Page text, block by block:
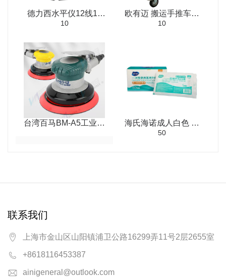
德力西水平仪12线16
线数显红外线高精度强
平贴墙贴地
10
欧有迈 搬运手推车小
推车 承重300kg
10
台湾百马BM-A5工业级
海氏海诺成人白色 黑
色 浅蓝 无菌口罩（单
50
联系我们
上海市金山区山阳镇浦卫公路16299弄11号2层2655室
+8618116453387
ainigeneral@outlook.com